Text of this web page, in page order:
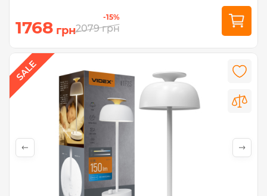
1768 грн
-15%
2079 грн